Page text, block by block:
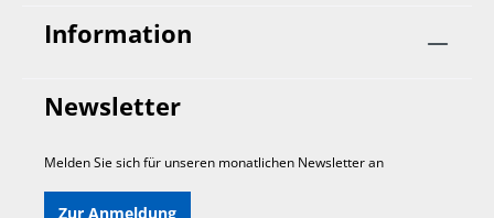
Information
Newsletter
Melden Sie sich für unseren monatlichen Newsletter an
Zur Anmeldung